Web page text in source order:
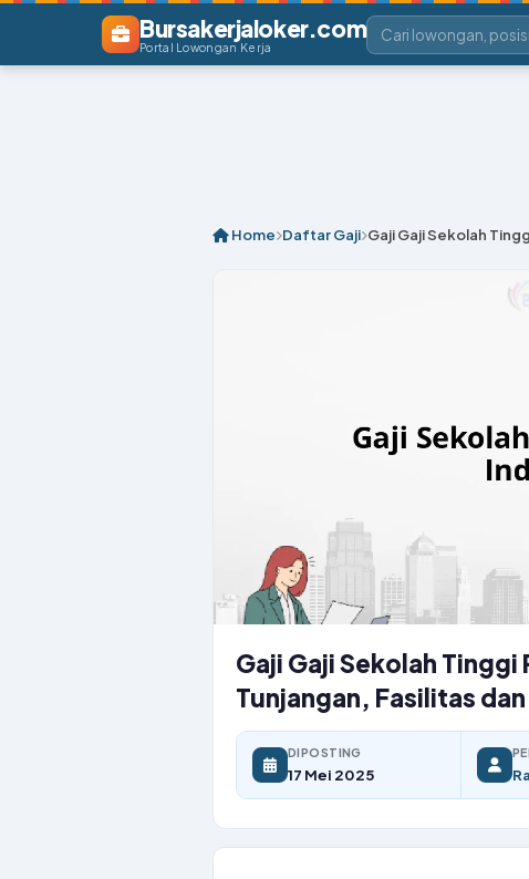
Bursakerjaloker.com
Portal Lowongan Kerja
Home Daftar Gaji Gaji Gaji Sekolah
Gaji Gaji Sekolah Tinggi
Tunjangan, Fasilitas
DIPOSTING
17 Mei 2025